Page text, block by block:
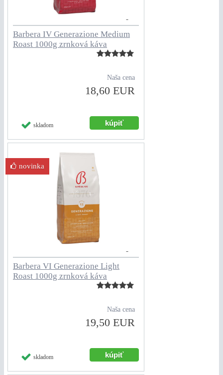
Barbera IV Generazione Medium
Roast 1000g zrnková káva
Naša cena
18,60 EUR
skladom
Barbera VI Generazione Light
Roast 1000g zrnková káva
Naša cena
19,50 EUR
skladom
novinka